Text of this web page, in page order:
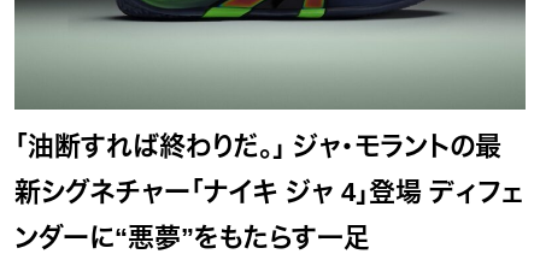
「油断すれば終わりだ。」 ジャ・モラントの最
新シグネチャー「ナイキ ジャ 4」登場 ディフェ
ンダーに“悪夢”をもたらす一足